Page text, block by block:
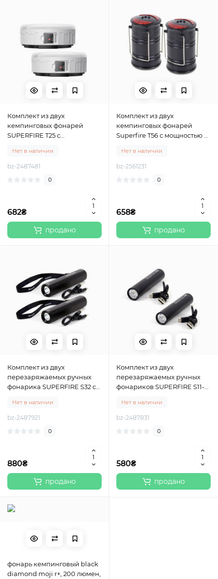
Комплект из двух
кемпинговых фонарей
SUPERFIRE T25 с
7 Вт, Superfire
Нет в наличии
bz-2487481
0
682₴
продано
Комплект из двух
кемпинговых фонарей
Superfire T56 с мощностью 5
Нет в наличии
bz-2561231
0
658₴
продано
Комплект из двух
перезаряжаемых ручных
фонарика SUPERFIRE S32 с
Нет в наличии
bz-2487921
0
880₴
продано
Комплект из двух
перезаряжаемых ручных
фонариков SUPERFIRE S11-D
Нет в наличии
bz-2487831
0
580₴
продано
фонарь кемпинговый black
diamond moji r+, 200 люмен,